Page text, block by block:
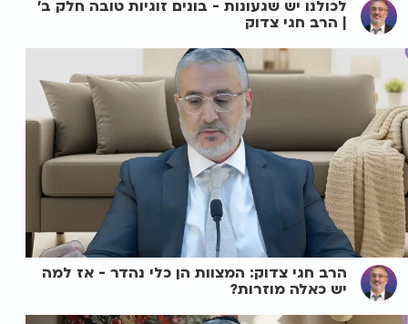
לכולנו יש שגעונות - בונים זוגיות טובה חלק ב'
| הרב חגי צדוק
הרב חגי צדוק: המצוות הן כלי נהדר - אז למה
יש כאלה מוזרות?